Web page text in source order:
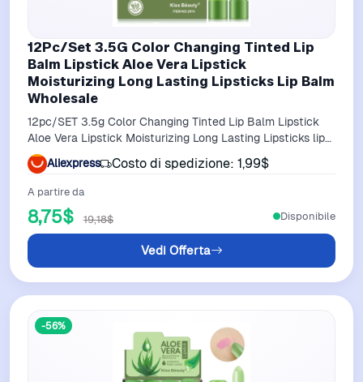
12Pc/Set 3.5G Color Changing Tinted Lip
Balm Lipstick Aloe Vera Lipstick
Moisturizing Long Lasting Lipsticks Lip Balm
Wholesale
12pc/SET 3.5g Color Changing Tinted Lip Balm Lipstick
Aloe Vera Lipstick Moisturizing Long Lasting Lipsticks lip
balm wholesale
Aliexpress Costo di spedizione: 1,99$
A partire da
8,75$ 19,18$
Vedi Offerta
Disponibile
-56%